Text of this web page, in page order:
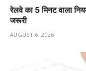
रेलवे का 5 मिनट वाला
जरूरी
AUGUST 6, 2026